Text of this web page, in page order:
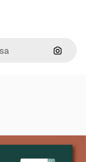
Cerca